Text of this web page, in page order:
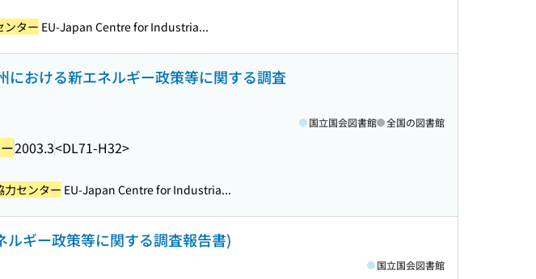
ンター EU-Japan Centre for Industria...
おける新エネルギー政策等に関する調査
2003.3<DL71-H32>
国立国会図書館 全国の図書館
力センター EU-Japan Centre for Industria...
ギー政策等に関する調査報告書)
国立国会図書館